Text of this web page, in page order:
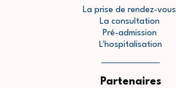
La prise de rendez-vous
La consultation
Pré-admission
L'hospitalisation
Partenaires